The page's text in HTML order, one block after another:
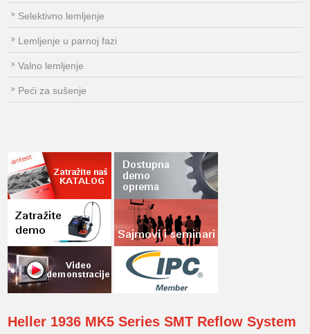
Selektivno lemljenje
Lemljenje u parnoj fazi
Valno lemljenje
Peći za sušenje
Heller 1936 MK5 Series SMT Reflow System